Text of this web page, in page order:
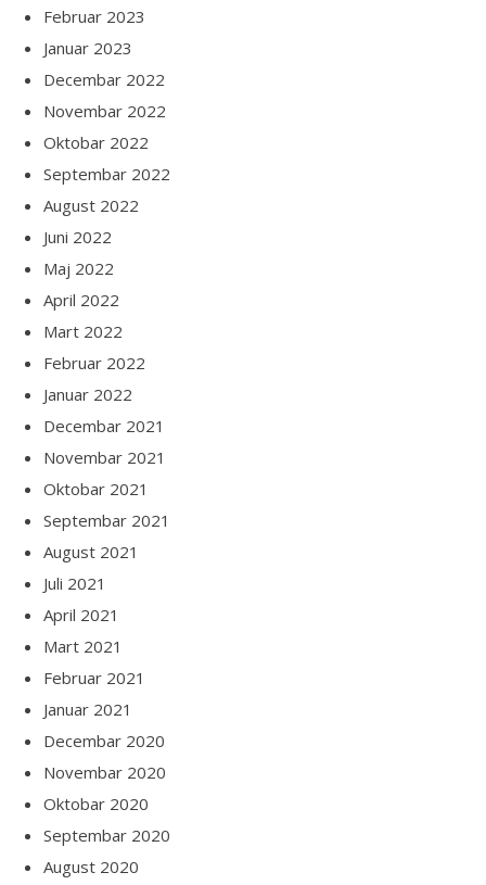
Februar 2023
Januar 2023
Decembar 2022
Novembar 2022
Oktobar 2022
Septembar 2022
August 2022
Juni 2022
Maj 2022
April 2022
Mart 2022
Februar 2022
Januar 2022
Decembar 2021
Novembar 2021
Oktobar 2021
Septembar 2021
August 2021
Juli 2021
April 2021
Mart 2021
Februar 2021
Januar 2021
Decembar 2020
Novembar 2020
Oktobar 2020
Septembar 2020
August 2020